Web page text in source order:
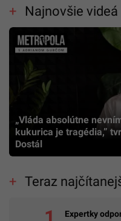
Najnovšie videá
„Vláda absolútne
kukurica je tragédia,”
Dostál
Teraz
Expertky